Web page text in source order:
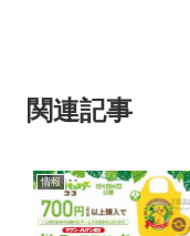
関連記事
情報